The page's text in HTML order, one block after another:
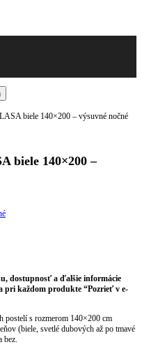
biele 140×200 – výsuvné nočné
biele 140×200 –
dostupnosť a ďalšie informácie
pri každom produkte “Pozrieť v e-
postelí s rozmerom 140×200 cm
(biele, svetlé dubových až po tmavé